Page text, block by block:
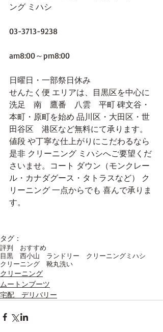
ング ミハシ
03-3713-9238
am8:00～pm8:00
日曜日・一部祭日休み
せんたく便 エリアは、目黒区を中心に
洗足　南　鷹番　八雲　平町 碑文谷・
本町・原町を始め 品川区・大田区・世
田谷区　港区など無料にて承ります。
値段 や丁寧な仕上がりにこだわるなら
是非 クリーニング ミハシへご要望くだ
さいませ。コート ダウン（モンクレー
ル・カナダグース・タトラスなど） ク
リーニング 一点からでも 喜んで承りま
す。
タグ：
評判 おすすめ
目黒 西小山 ランドリー クリーニングミハシ
クリーニング 靴丸洗い
クリーニング
ムートンブーツ
宅配 デリバリー